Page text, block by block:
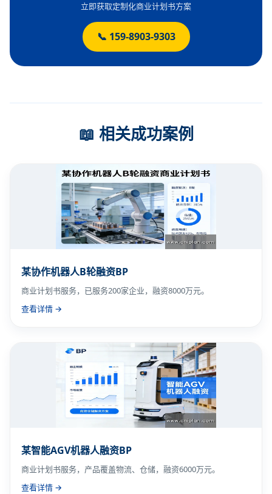
立即获取定制化商业计划书方案
📞 159-8903-9303
📖 相关成功案例
某协作机器人B轮融资BP
商业计划书服务，已服务200家企业，融资8000万元。
查看详情 →
某智能AGV机器人融资BP
商业计划书服务，产品覆盖物流、仓储，融资6000万元。
查看详情 →